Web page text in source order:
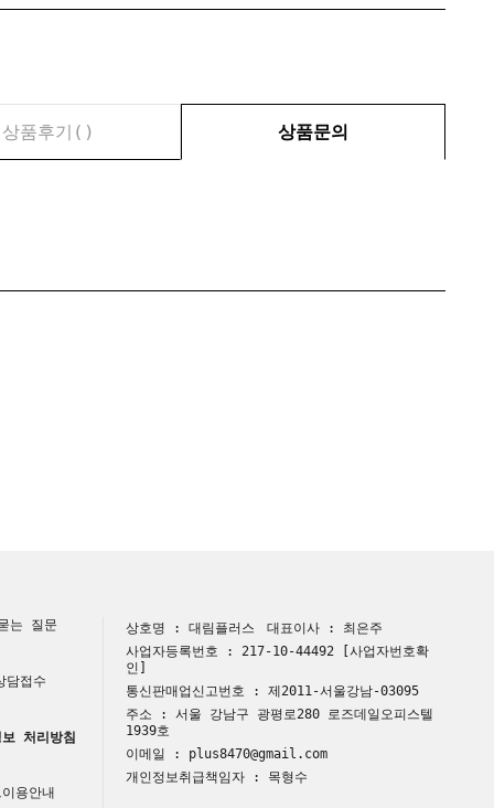
상품후기( ) 상품문의
는 질문
담접수
보 처리방침
용안내
상호명 : 대림플러스
대표이사 : 최은주
사업자등록번호 : 217-10-44492
[사업자번호확
인]
통신판매업신고번호 : 제2011-서울강남-03095
주소 : 서울 강남구 광평로280 로즈데일오피스텔
1939호
이메일 : plus8470@gmail.com
개인정보취급책임자 : 목형수